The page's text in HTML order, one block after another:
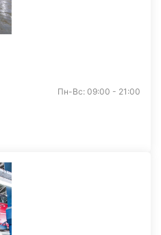
Пн-Вс: 09:00 - 21:00